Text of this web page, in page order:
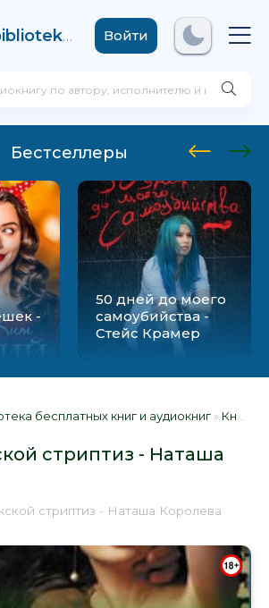
Online-biblioteka .comВойти
Бестселлеры
-
50 дней до моего
самоубийства -
Стейс Крамер
бесплатных книг и аудиокниг » Книги
стриптиз - Наташа
стриптиз - Наташа Королева